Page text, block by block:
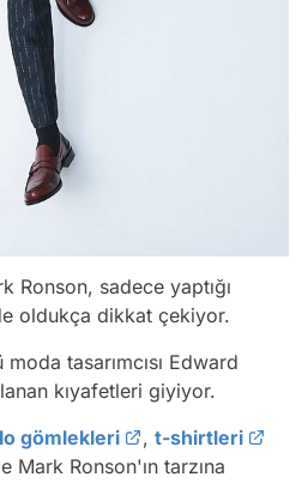
Ronson, sadece yaptığı
oldukça dikkat çekiyor.
tasarımcısı Edward
kıyafetleri giyiyor.
gömlekleri , t-shirtleri
Mark Ronson'ın tarzına